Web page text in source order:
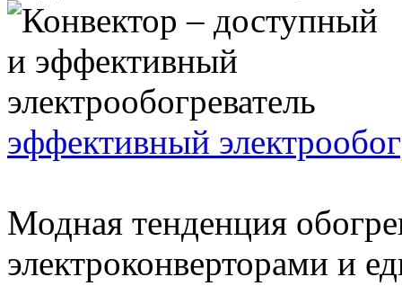
эффективный
Модная тенденция
электроконверторами и